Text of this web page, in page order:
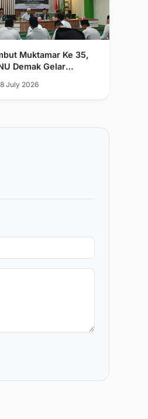
Muktamar Ke 35,
Demak Gelar
July 2026